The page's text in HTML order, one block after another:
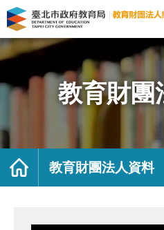
教
育
團
資
料
府
局
法
網
站
選
教育財團
首
教育財團法人資料